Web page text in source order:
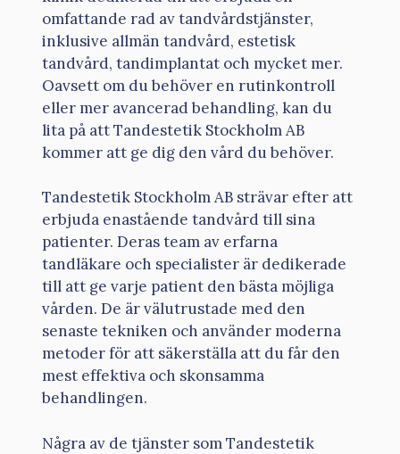
omfattande rad av tandvårdstjänster,
inklusive allmän tandvård, estetisk
tandvård, tandimplantat och mycket mer.
Oavsett om du behöver en rutinkontroll
eller mer avancerad behandling, kan du
lita på att Tandestetik Stockholm AB
kommer att ge dig den vård du behöver.
Tandestetik Stockholm AB strävar efter att
erbjuda enastående tandvård till sina
patienter. Deras team av erfarna
tandläkare och specialister är dedikerade
till att ge varje patient den bästa möjliga
vården. De är välutrustade med den
senaste tekniken och använder moderna
metoder för att säkerställa att du får den
mest effektiva och skonsamma
behandlingen.
Några av de tjänster som Tandestetik